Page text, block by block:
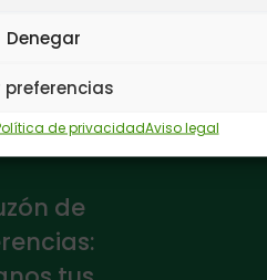
Denegar
preferencias
de privacidadAviso legal
de